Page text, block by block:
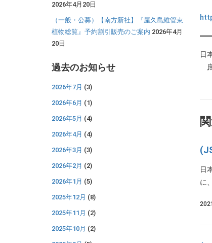
日
日
に
2026年4月20日
（一般・公募）【南方新社】『屋久島維管束
植物総覧』予約割引販売のご案内 2026年4月
20日
過去のお知らせ
2026年7月 (3)
2026年6月 (1)
2026年5月 (4)
2026年4月 (4)
2026年3月 (3)
2026年2月 (2)
2026年1月 (5)
2025年12月 (8)
2025年11月 (2)
2025年10月 (2)